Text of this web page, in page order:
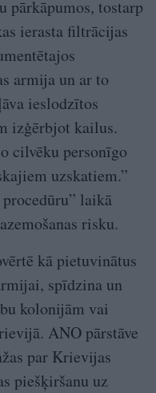
pārkāpumos, tostarp
ierasta filtrācijas
armija un ar to
ieslodzītos
izģērbjot kailus.
cilvēku personīgo
uzskatiem.”
laikā
risku.
kā pietuvinātus
spīdzina un
kolonijām vai
ANO pārstāve
par Krievijas
piešķiršanu uz